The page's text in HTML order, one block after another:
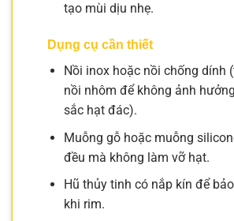
tạo mùi dịu nhẹ.
Dụng cụ cần thiết
Nồi inox hoặc nồi chống dính
nồi nhôm để không ảnh
sắc hạt đác).
Muỗng gỗ hoặc muỗng
đều mà không làm vỡ hạt.
Hũ thủy tinh có nắp kín để
khi rim.